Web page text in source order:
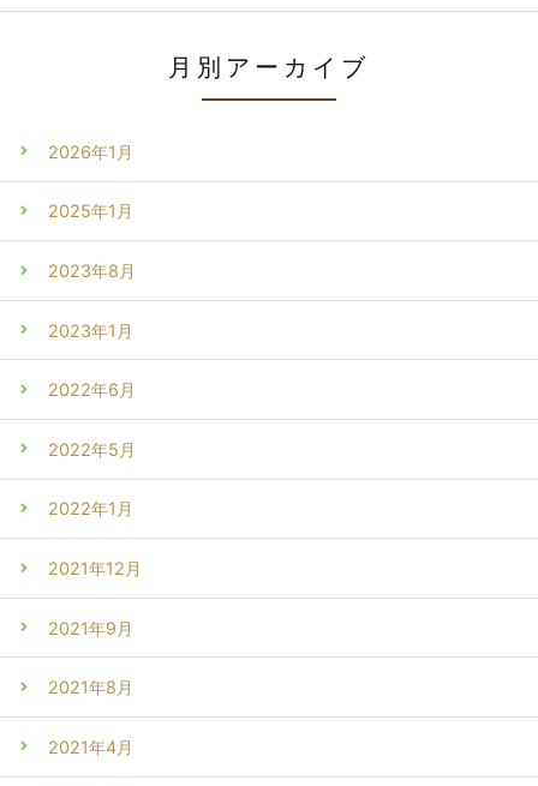
月別アーカイブ
2026年1月
2025年1月
2023年8月
2023年1月
2022年6月
2022年5月
2022年1月
2021年12月
2021年9月
2021年8月
2021年4月